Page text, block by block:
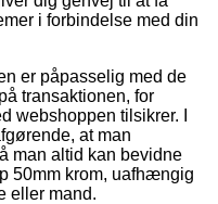
i forbindelse med din
er påpasselig med de
transaktionen, for
webshoppen tilsikrer. I
at man
man altid kan bevidne
50mm krom, uafhængig
eller mand.